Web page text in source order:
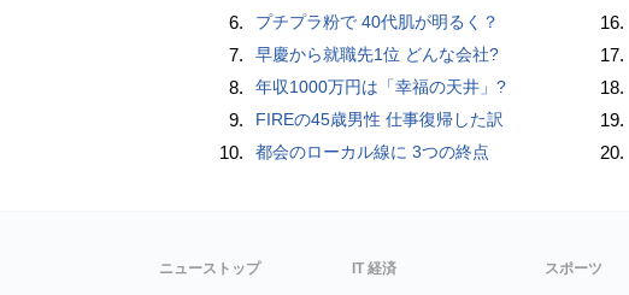
6. プチプラ粉で 40代肌が明るく？
7. 早慶から就職先1位 どんな会社?
8. 年収1000万円は「幸福の天井」?
9. FIREの45歳男性 仕事復帰した訳
10. 都会のローカル線に 3つの終点
16.
17.
18.
19.
20.
ニューストップ IT 経済 スポーツ